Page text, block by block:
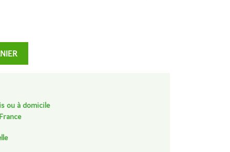
ou à domicile